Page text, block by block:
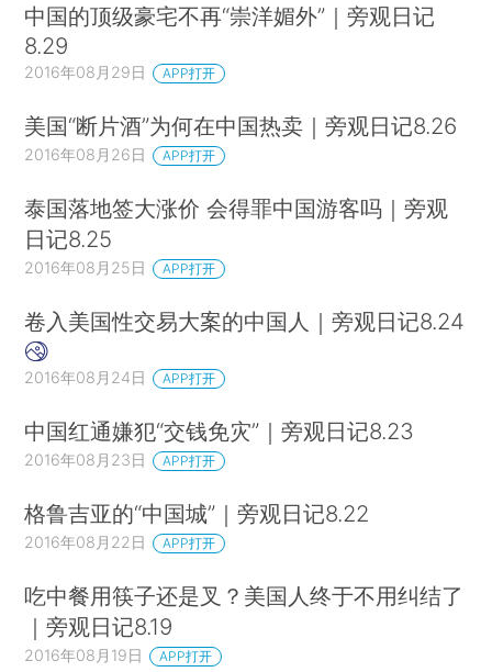
中国的顶级豪宅不再“崇洋媚外”｜旁观日记
8.29
2016年08月29日 APP打开
美国“断片酒”为何在中国热卖｜旁观日记8.26
2016年08月26日 APP打开
泰国落地签大涨价 会得罪中国游客吗｜旁观
日记8.25
2016年08月25日 APP打开
卷入美国性交易大案的中国人｜旁观日记8.24
2016年08月24日 APP打开
中国红通嫌犯“交钱免灾”｜旁观日记8.23
2016年08月23日 APP打开
格鲁吉亚的“中国城”｜旁观日记8.22
2016年08月22日 APP打开
吃中餐用筷子还是叉？美国人终于不用纠结了
｜旁观日记8.19
2016年08月19日 APP打开